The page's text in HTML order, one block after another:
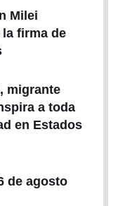
Milei
firma de
migrante
a toda
en Estados
de agosto